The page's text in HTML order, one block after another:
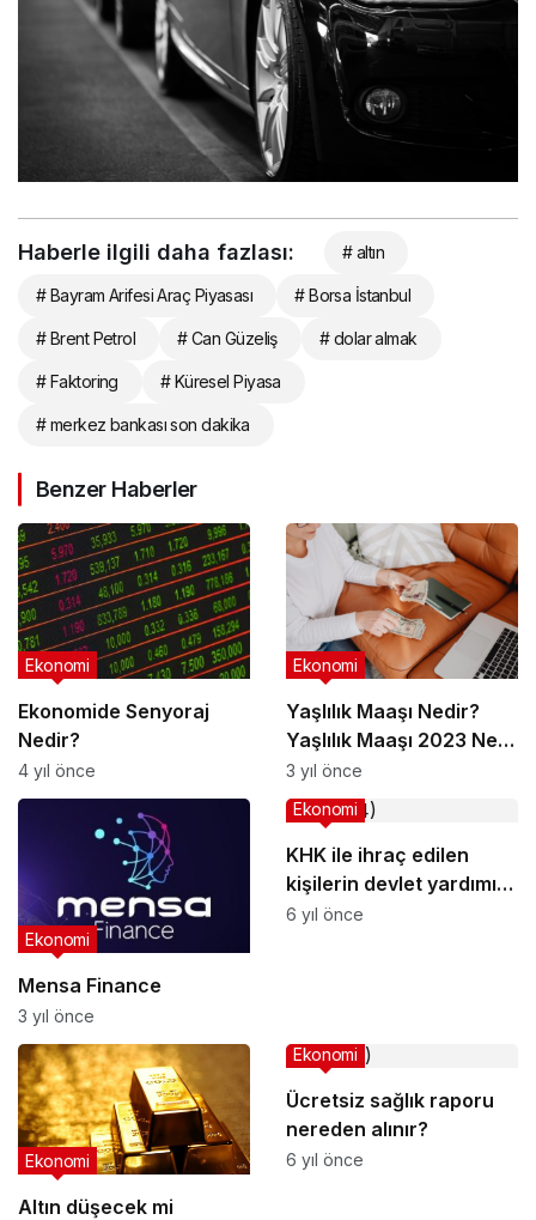
Haberle ilgili daha fazlası: # altın
# Bayram Arifesi Araç Piyasası # Borsa İstanbul
# Brent Petrol # Can Güzeliş # dolar almak
# Faktoring # Küresel Piyasa
# merkez bankası son dakika
Benzer Haberler
Ekonomide Senyoraj
Nedir?
Ekonomi
4 yıl önce
Yaşlılık Maaşı Nedir?
Yaşlılık Maaşı 2023 Ne
Kadar?
Ekonomi
3 yıl önce
Mensa Finance
Ekonomi
3 yıl önce
KHK ile ihraç edilen
kişilerin devlet yardımı
alabilir mi?
Ekonomi
6 yıl önce
Altın düşecek mi
Ekonomi
Ücretsiz sağlık raporu
nereden alınır?
Ekonomi
6 yıl önce